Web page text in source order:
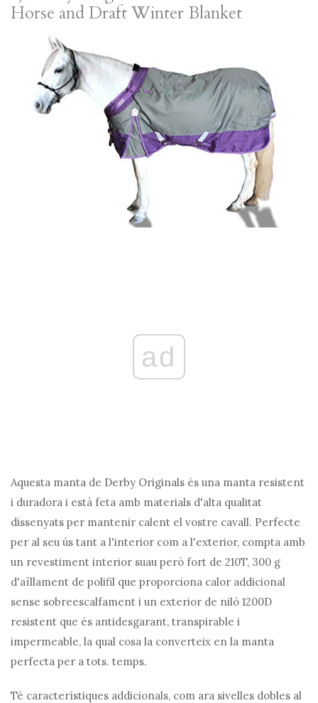
Horse and Draft Winter Blanket
ad
Aquesta manta de Derby Originals és una manta resistent
i duradora i està feta amb materials d'alta qualitat
dissenyats per mantenir calent el vostre cavall. Perfecte
per al seu ús tant a l'interior com a l'exterior, compta amb
un revestiment interior suau però fort de 210T, 300 g
d'aïllament de polifil que proporciona calor addicional
sense sobreescalfament i un exterior de niló 1200D
resistent que és antidesgarant, transpirable i
impermeable, la qual cosa la converteix en la manta
perfecta per a tots. temps.
Té característiques addicionals, com ara sivelles dobles al